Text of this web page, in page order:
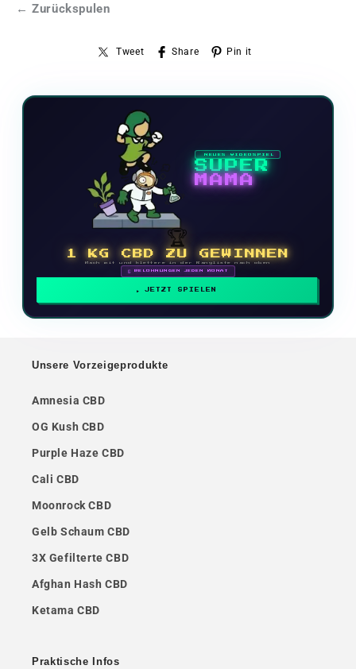
← Zurückspulen
Tweet Share Pin it
NEUES VIDEOSPIEL
SUPER
MAMA
🏆
1 KG CBD ZU GEWINNEN
Mach mit und klettere in der Rangliste nach oben
🗓 BELOHNUNGEN JEDEN MONAT
JETZT SPIELEN
Unsere Vorzeigeprodukte
Amnesia CBD
OG Kush CBD
Purple Haze CBD
Cali CBD
Moonrock CBD
Gelb Schaum CBD
3X Gefilterte CBD
Afghan Hash CBD
Ketama CBD
Praktische Infos